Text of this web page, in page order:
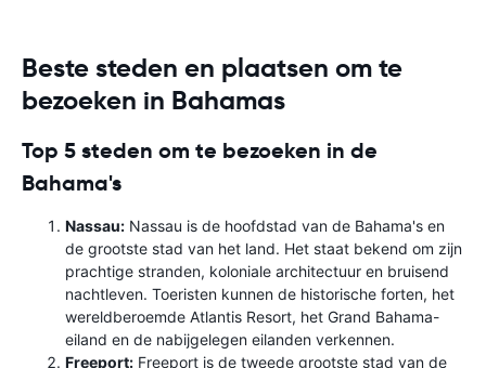
Beste steden en plaatsen om te
bezoeken in Bahamas
Top 5 steden om te bezoeken in de
Bahama's
Nassau: Nassau is de hoofdstad van de Bahama's en
de grootste stad van het land. Het staat bekend om zijn
prachtige stranden, koloniale architectuur en bruisend
nachtleven. Toeristen kunnen de historische forten, het
wereldberoemde Atlantis Resort, het Grand Bahama-
eiland en de nabijgelegen eilanden verkennen.
Freeport: Freeport is de tweede grootste stad van de